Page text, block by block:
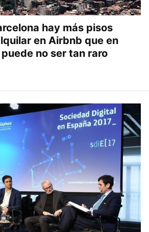
hay más pisos
en Airbnb que en
no ser tan raro